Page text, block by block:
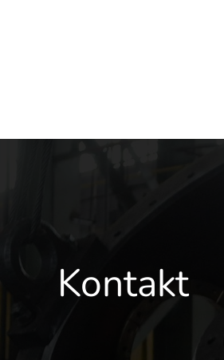
Kontakt